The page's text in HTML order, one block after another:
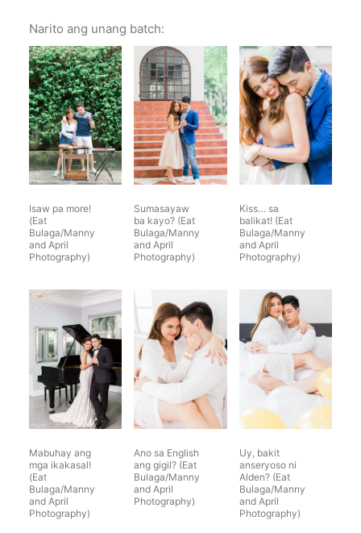
Narito ang unang batch:
Isaw pa more!
(Eat
Bulaga/Manny
and April
Photography)
Sumasayaw
ba kayo? (Eat
Bulaga/Manny
and April
Photography)
Kiss… sa
balikat! (Eat
Bulaga/Manny
and April
Photography)
Mabuhay ang
mga ikakasal!
(Eat
Bulaga/Manny
and April
Photography)
Ano sa English
ang gigil? (Eat
Bulaga/Manny
and April
Photography)
Uy, bakit
anseryoso ni
Alden? (Eat
Bulaga/Manny
and April
Photography)